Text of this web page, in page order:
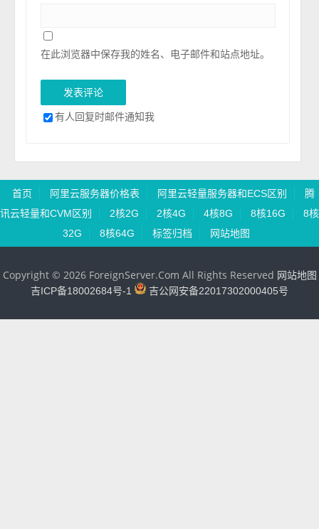
在此浏览器中保存我的姓名、电子邮件和站点地址。
有人回复时邮件通知我
首页 阿里云服务器价格表 阿里云轻量服务器和ECS区别
腾
讯云轻量和CVM区别
2核2G 2核4G 4核8G 8核16G
8核
32G
8核64G 标签归档 网站地图
Copyright © 2026 ForeignServer.Com All Rights Reserved 网站地图
吉ICP备18002684号-1
吉公网安备22017302000405号